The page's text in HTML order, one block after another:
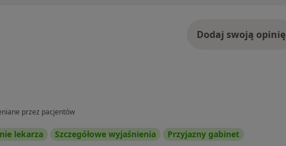
Dodaj swoją opinię
przez pacjentów
lekarza Szczegółowe wyjaśnienia Przyjazny gabinet